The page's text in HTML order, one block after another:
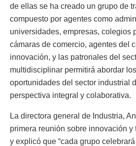
de ellas se ha creado un grupo de
compuesto por agentes como
universidades, empresas, colegios
cámaras de comercio, agentes del
innovación, y las patronales del
multidisciplinar permitirá abordar
oportunidades del sector industrial
perspectiva integral y colaborativa.
La directora general de Industria,
primera reunión sobre innovación y
y explicó que “cada grupo